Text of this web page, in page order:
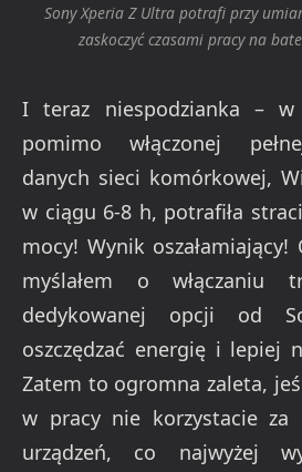
Sony Xperia Z Ultra potrafi przy
zaskoczyć czasami pracy na
I teraz niespodzianka – w
pomimo włączonej
danych sieci komórkowej,
w ciągu 6-8 h, potrafiła
mocy! Wynik
myślałem o włączaniu
dedykowanej opcji od
oszczędzać energię i lepiej
Zatem to ogromna zaleta,
w pracy nie korzystacie za
urządzeń, co najwyżej